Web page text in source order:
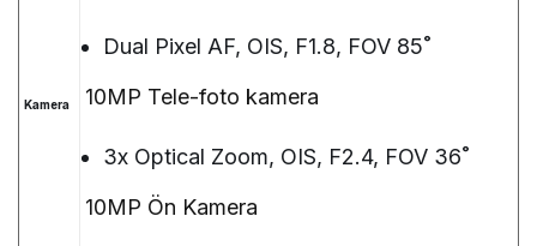
Kamera
Dual Pixel AF, OIS, F1.8, FOV 85˚
10MP Tele-foto kamera
3x Optical Zoom, OIS, F2.4, FOV 36˚
10MP Ön Kamera